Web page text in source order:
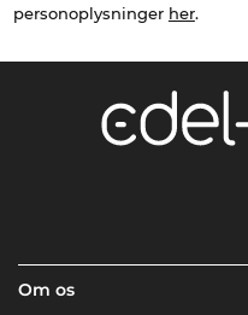
personoplysninger her.
Om os